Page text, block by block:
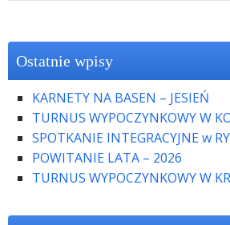
Ostatnie wpisy
KARNETY NA BASEN – JESIEŃ
TURNUS WYPOCZYNKOWY W
SPOTKANIE INTEGRACYJNE w
POWITANIE LATA – 2026
TURNUS WYPOCZYNKOWY W